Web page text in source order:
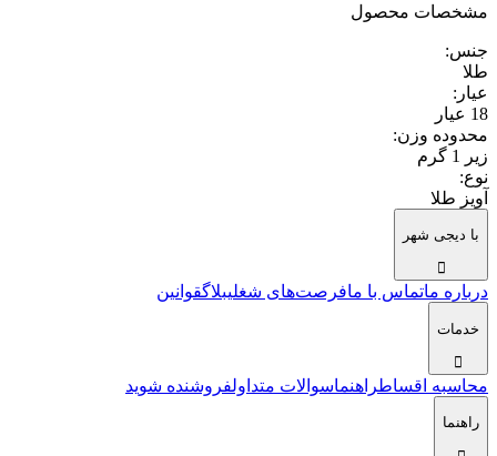
مشخصات محصول
جنس:
طلا
عیار :
18 عیار
محدوده وزن:
زیر 1 گرم
نوع:
آویز طلا
با دیجی شهر
درباره ماتماس با مافرصت‌های شغلیبلاگقوانین
خدمات
محاسبه اقساطراهنماسوالات متداولفروشنده شوید
راهنما